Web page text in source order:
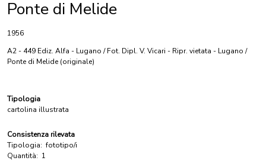
Ponte di Melide
1956
A2 - 449 Ediz. Alfa - Lugano / Fot. Dipl. V. Vicari - Ripr. vietata - Lugano /
Ponte di Melide (originale)
Tipologia
cartolina illustrata
Consistenza rilevata
Tipologia: fototipo/i
Quantità: 1